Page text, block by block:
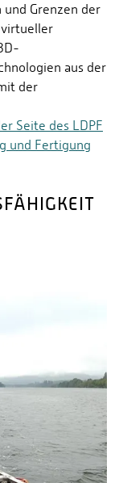
Grenzen der
virtueller
aus der
der
Seite des LDPF
und Fertigung